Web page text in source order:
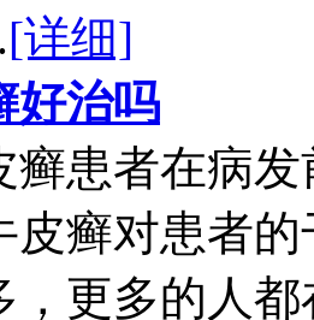
[详细]
好治吗
癣患者在病
皮癣对患者
，更多的人